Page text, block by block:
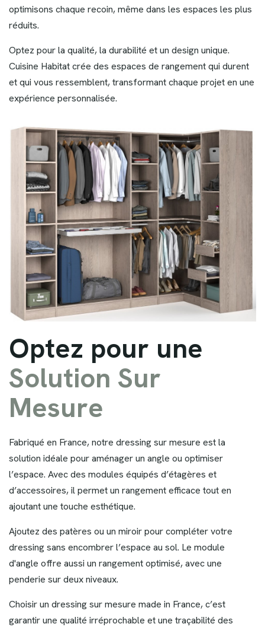
optimisons chaque recoin, même dans les espaces les plus
réduits.
Optez pour la qualité, la durabilité et un design unique.
Cuisine Habitat crée des espaces de rangement qui durent
et qui vous ressemblent, transformant chaque projet en une
expérience personnalisée.
Optez pour une
Solution Sur
Mesure
Fabriqué en France, notre dressing sur mesure est la
solution idéale pour aménager un angle ou optimiser
l’espace. Avec des modules équipés d’étagères et
d’accessoires, il permet un rangement efficace tout en
ajoutant une touche esthétique.
Ajoutez des patères ou un miroir pour compléter votre
dressing sans encombrer l’espace au sol. Le module
d'angle offre aussi un rangement optimisé, avec une
penderie sur deux niveaux.
Choisir un dressing sur mesure made in France, c’est
garantir une qualité irréprochable et une traçabilité des